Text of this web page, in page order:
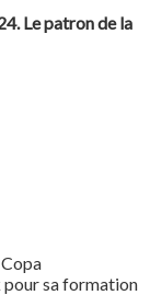
Le patron de la
pour sa formation